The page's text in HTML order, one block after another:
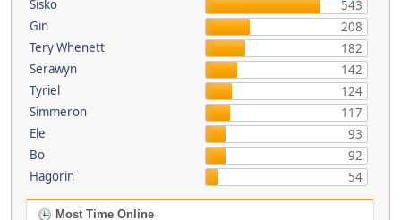
Sisko
543
Gin
208
Tery Whenett
182
Serawyn
142
Tyriel
124
Simmeron
117
Ele
93
Bo
92
Hagorin
54
Most Time Online